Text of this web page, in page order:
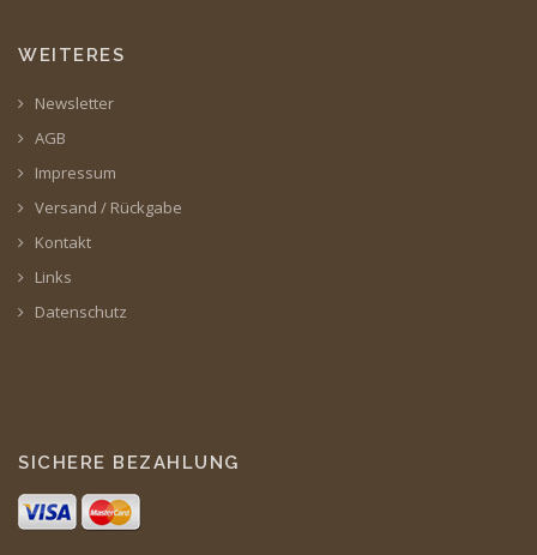
WEITERES
Newsletter
AGB
Impressum
Versand / Rückgabe
Kontakt
Links
Datenschutz
SICHERE BEZAHLUNG